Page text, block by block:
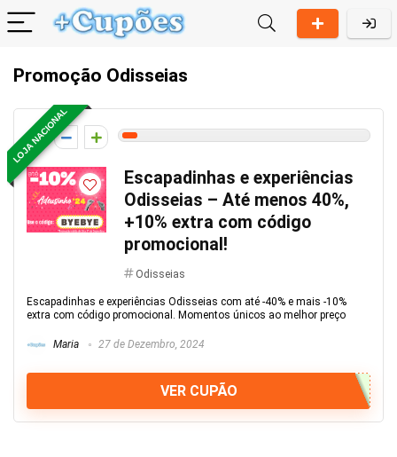
Promoção Odisseias
LOJA NACIONAL
3
Escapadinhas e experiências
Odisseias – Até menos 40%,
+10% extra com código
promocional!
Odisseias
Escapadinhas e experiências Odisseias com até -40% e mais -10%
extra com código promocional. Momentos únicos ao melhor preço
Maria 27 de Dezembro, 2024
VER CUPÃO